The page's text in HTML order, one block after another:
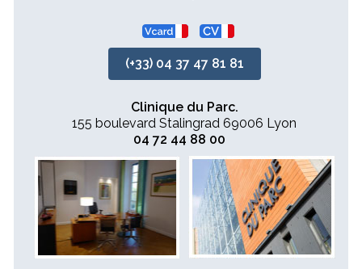
(+33) 04 37 47 81 81
Clinique du Parc.
155 boulevard Stalingrad 69006 Lyon
04 72 44 88 00